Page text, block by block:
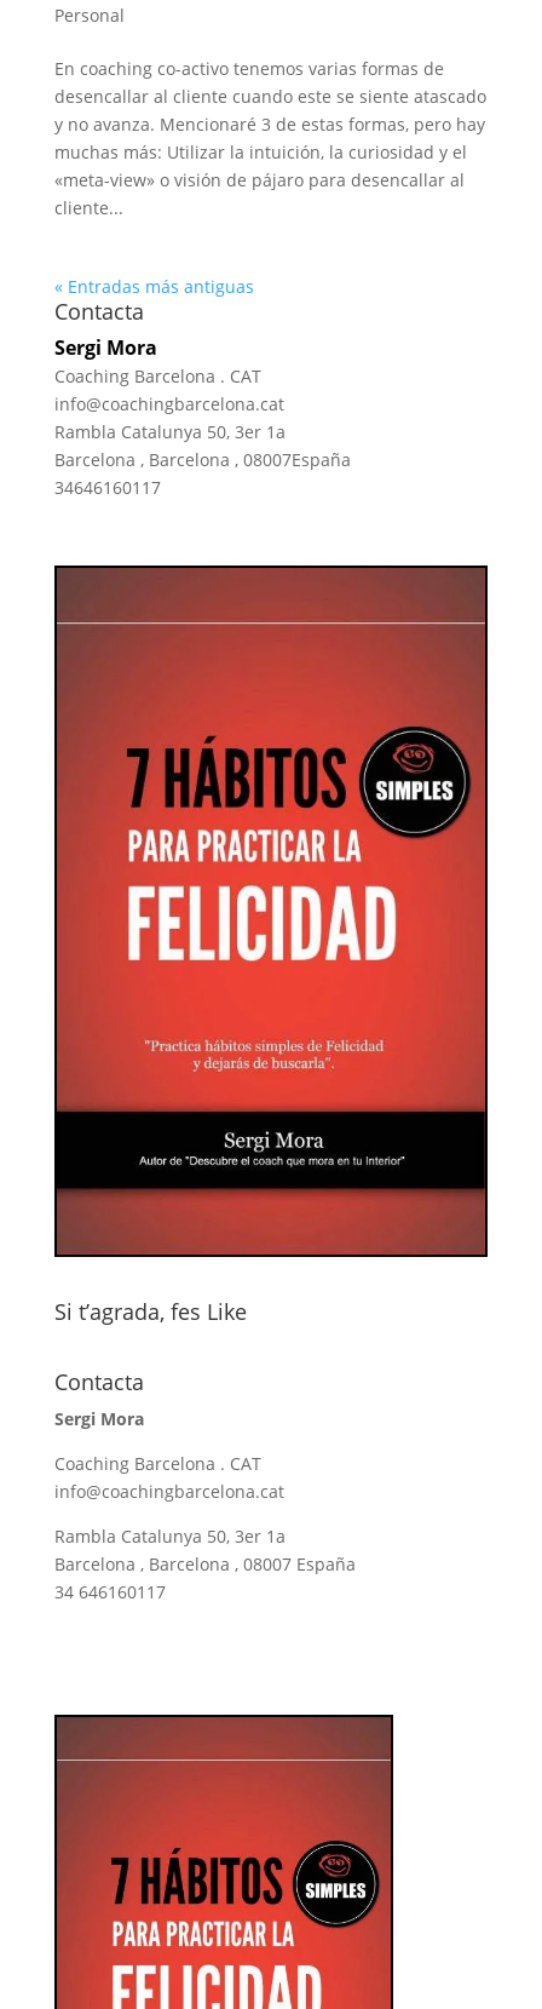
Personal
En coaching co-activo tenemos varias formas de
desencallar al cliente cuando este se siente atascado
y no avanza. Mencionaré 3 de estas formas, pero hay
muchas más: Utilizar la intuición, la curiosidad y el
«meta-view» o visión de pájaro para desencallar al
cliente...
« Entradas más antiguas
Contacta
Sergi Mora
Coaching Barcelona . CAT
info@coachingbarcelona.cat
Rambla Catalunya 50, 3er 1a
Barcelona , Barcelona , 08007España
34646160117
Si t’agrada, fes Like
Contacta
Sergi Mora
Coaching Barcelona . CAT
info@coachingbarcelona.cat
Rambla Catalunya 50, 3er 1a
Barcelona , Barcelona , 08007 España
34 646160117